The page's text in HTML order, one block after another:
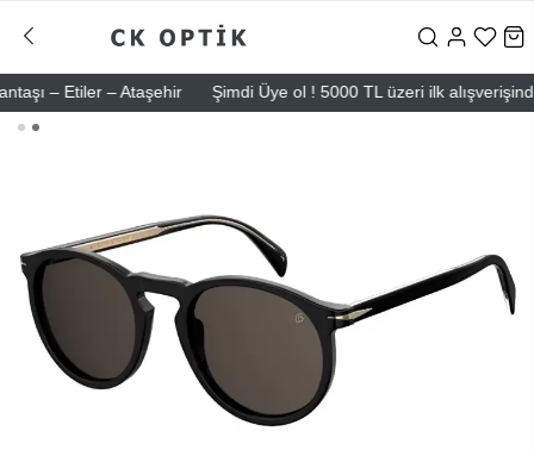
– Etiler – Ataşehir Şimdi Üye ol ! 5000 TL üzeri ilk alışverişinde